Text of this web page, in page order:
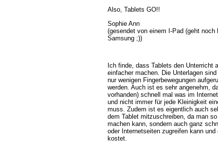
Also, Tablets GO!!
Sophie Ann
(gesendet von einem I-Pad (geht noch
Samsung ;))
Ich finde, dass Tablets den Unterricht
einfacher machen. Die Unterlagen
nur wenigen Fingerbewegungen
werden. Auch ist es sehr angenehm,
vorhanden) schnell mal was im
und nicht immer für jede Kleinigkeit
muss. Zudem ist es eigentlich auch
dem Tablet mitzuschreiben, da man
machen kann, sondern auch ganz
oder Internetseiten zugreifen kann
kostet.